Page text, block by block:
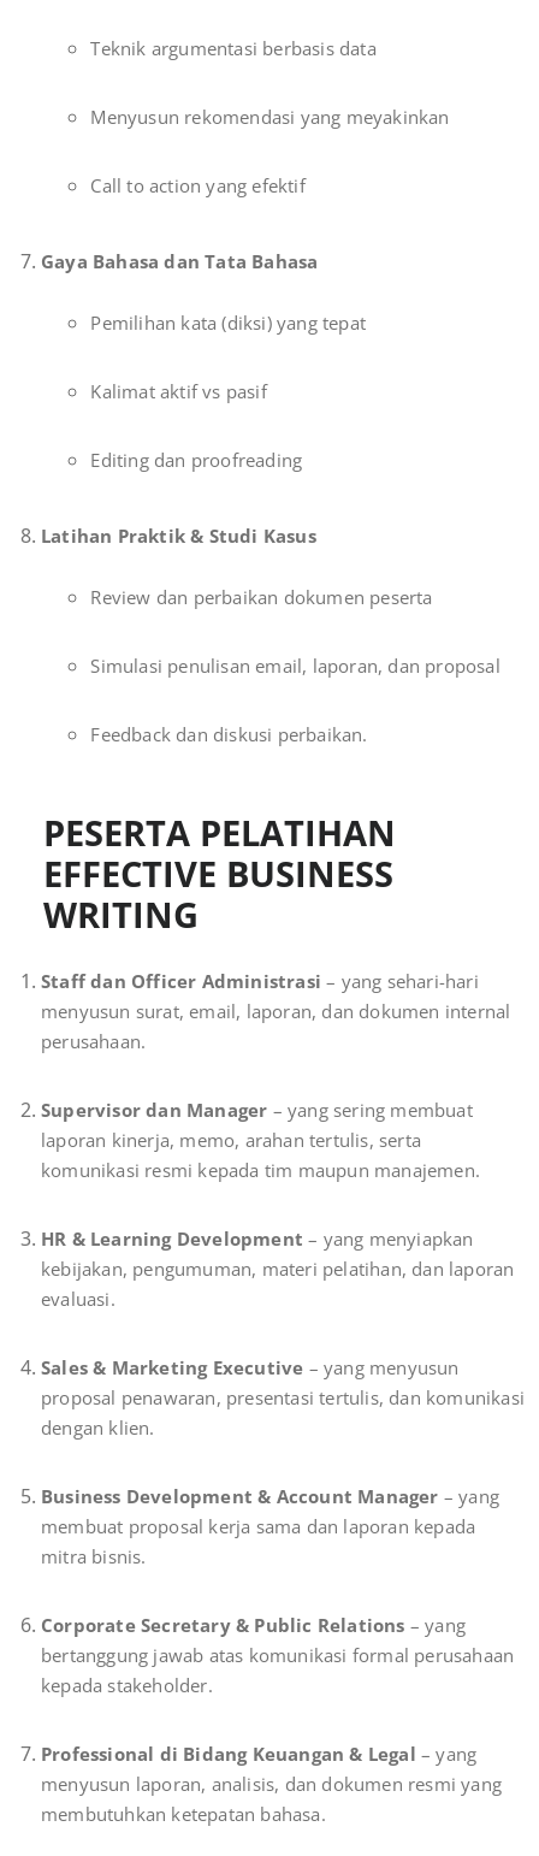
Teknik argumentasi berbasis data
Menyusun rekomendasi yang meyakinkan
Call to action yang efektif
Gaya Bahasa dan Tata Bahasa
Pemilihan kata (diksi) yang tepat
Kalimat aktif vs pasif
Editing dan proofreading
Latihan Praktik & Studi Kasus
Review dan perbaikan dokumen peserta
Simulasi penulisan email, laporan, dan proposal
Feedback dan diskusi perbaikan.
PESERTA PELATIHAN
EFFECTIVE BUSINESS
WRITING
Staff dan Officer Administrasi – yang sehari-hari
menyusun surat, email, laporan, dan dokumen internal
perusahaan.
Supervisor dan Manager – yang sering membuat
laporan kinerja, memo, arahan tertulis, serta
komunikasi resmi kepada tim maupun manajemen.
HR & Learning Development – yang menyiapkan
kebijakan, pengumuman, materi pelatihan, dan laporan
evaluasi.
Sales & Marketing Executive – yang menyusun
proposal penawaran, presentasi tertulis, dan komunikasi
dengan klien.
Business Development & Account Manager – yang
membuat proposal kerja sama dan laporan kepada
mitra bisnis.
Corporate Secretary & Public Relations – yang
bertanggung jawab atas komunikasi formal perusahaan
kepada stakeholder.
Professional di Bidang Keuangan & Legal – yang
menyusun laporan, analisis, dan dokumen resmi yang
membutuhkan ketepatan bahasa.